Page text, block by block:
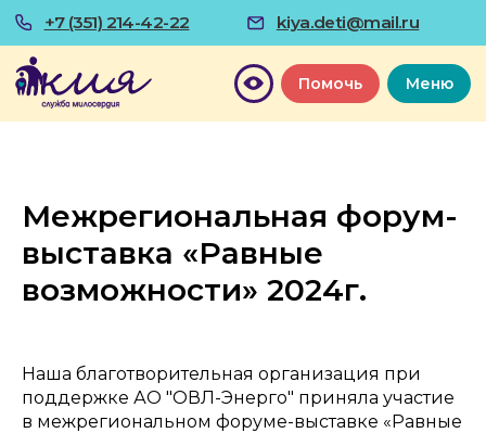
kiya.deti@mail.ru
+7 (351) 214-42-22
Межрегиональная форум-
выставка «Равные
возможности» 2024г.
Наша благотворительная организация при
поддержке АО "ОВЛ-Энерго" приняла участие
в межрегиональном форуме-выставке «Равные